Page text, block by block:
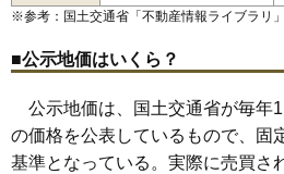
※参考：国土交通省「 不動産情報ライブラリ 」
■公示地価はいくら？
公示地価は、国土交通省が毎年
の価格を公表しているもので、固
基準となっている。実際に売買さ